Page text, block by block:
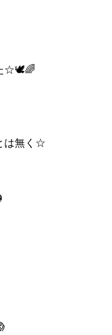
☆🕊🌈
は無く☆